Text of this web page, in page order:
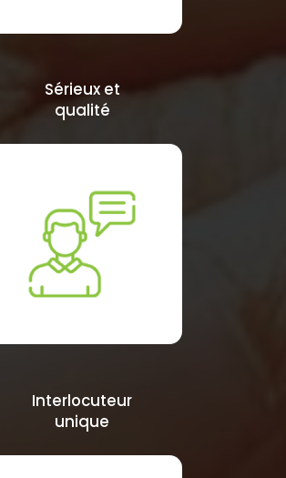
Sérieux et
qualité
Interlocuteur
unique